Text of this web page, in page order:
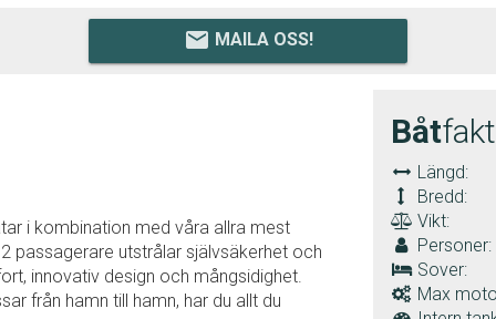
email MAILA OSS!
i kombination med våra allra mest
passagerare utstrålar självsäkerhet och
innovativ design och mångsidighet.
från hamn till hamn, har du allt du
Båt
Längd:
Bredd:
Vikt:
Personer:
Sover:
Max